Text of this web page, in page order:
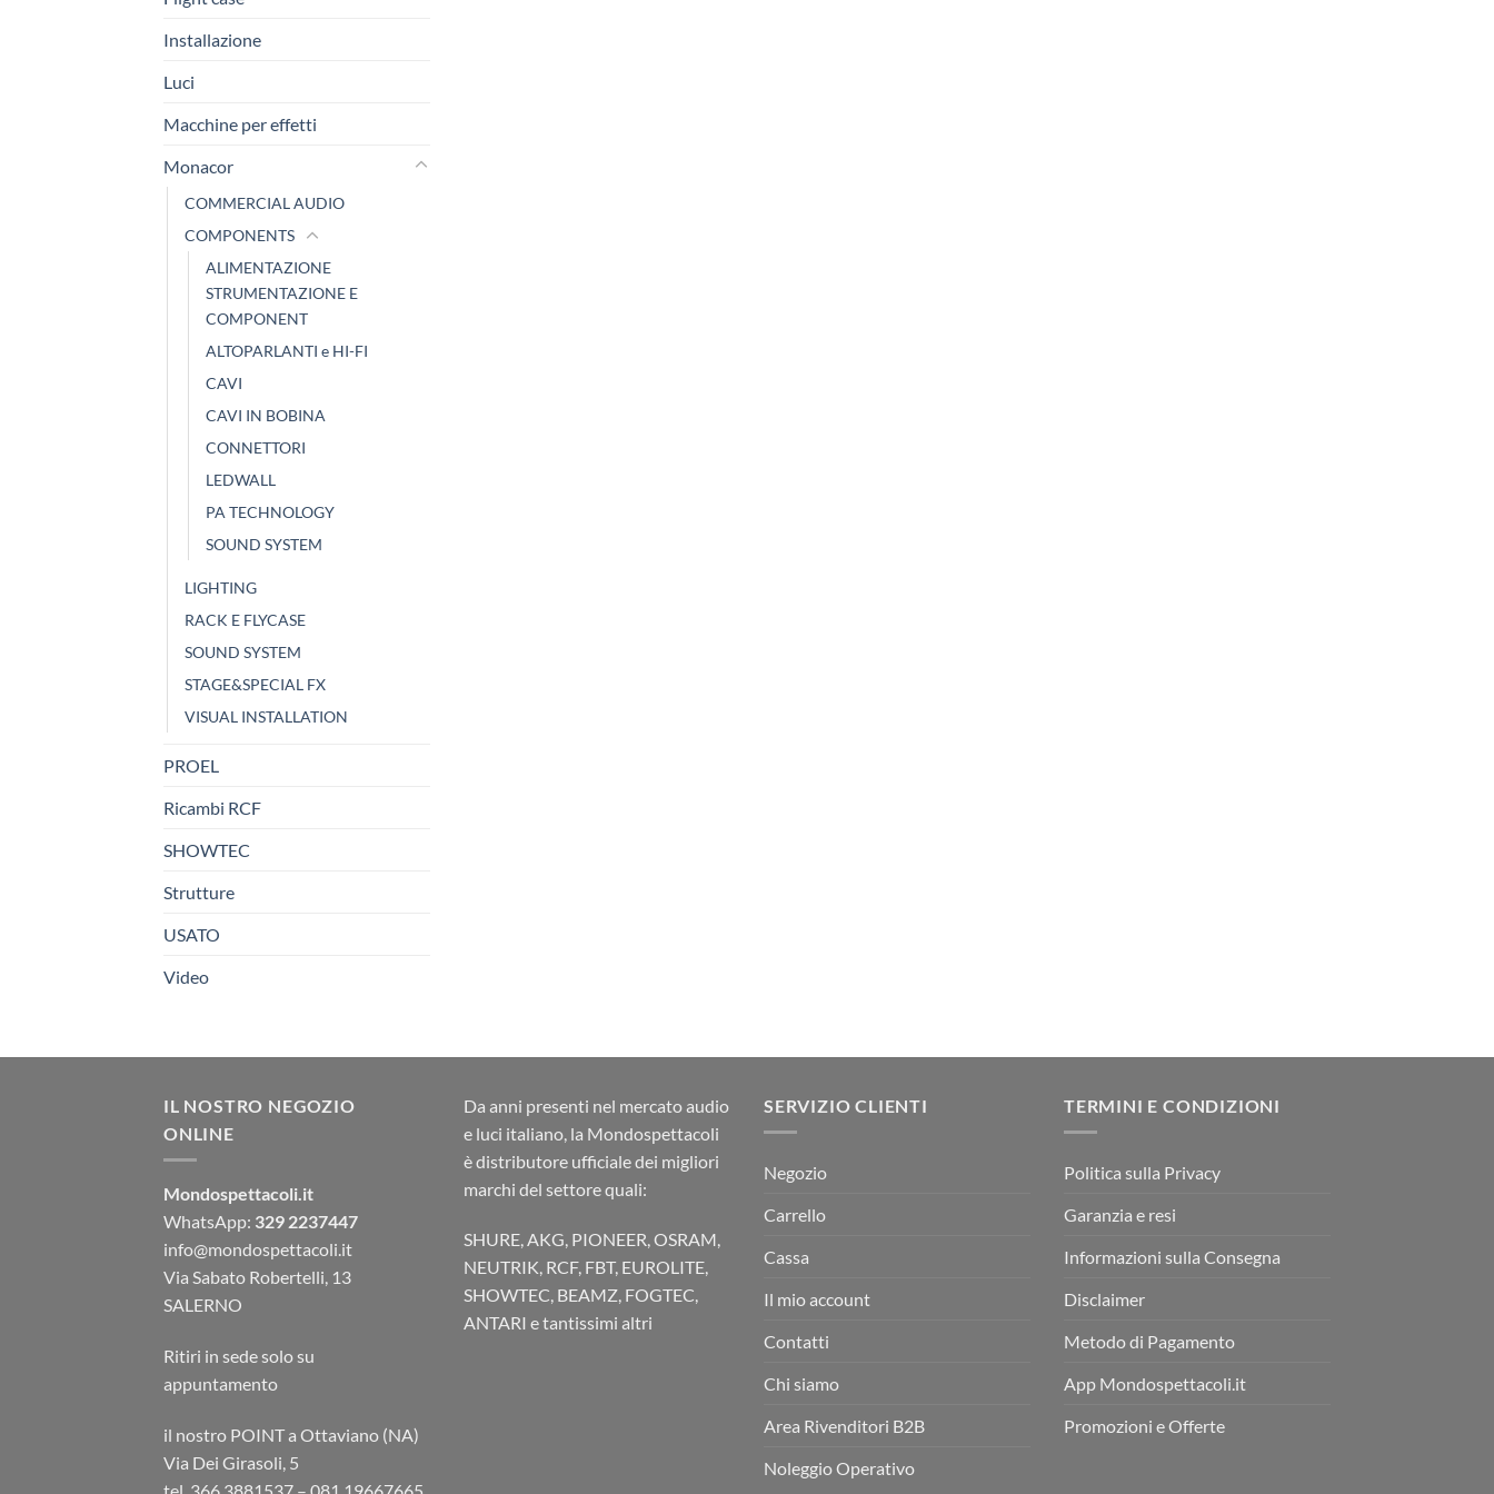
Installazione
Luci
Macchine per effetti
Monacor
COMMERCIAL AUDIO
COMPONENTS
ALIMENTAZIONE
STRUMENTAZIONE E
COMPONENT
ALTOPARLANTI e HI-FI
CAVI
CAVI IN BOBINA
CONNETTORI
LEDWALL
PA TECHNOLOGY
SOUND SYSTEM
LIGHTING
RACK E FLYCASE
SOUND SYSTEM
STAGE&SPECIAL FX
VISUAL INSTALLATION
PROEL
Ricambi RCF
SHOWTEC
Strutture
USATO
Video
IL NOSTRO NEGOZIO
ONLINE
Mondospettacoli.it
WhatsApp: 329 2237447
info@mondospettacoli.it
Via Sabato Robertelli, 13
SALERNO
Ritiri in sede solo su
appuntamento
il nostro POINT a Ottaviano (NA)
Via Dei Girasoli, 5
tel. 366.3881537 – 081.19667665
Da anni presenti nel mercato audio
e luci italiano, la Mondospettacoli
è distributore ufficiale dei migliori
marchi del settore quali:
SHURE, AKG, PIONEER, OSRAM,
NEUTRIK, RCF, FBT, EUROLITE,
SHOWTEC, BEAMZ, FOGTEC,
ANTARI e tantissimi altri
SERVIZIO CLIENTI
Negozio
Carrello
Cassa
Il mio account
Contatti
Chi siamo
Area Rivenditori B2B
Noleggio Operativo
TERMINI E CONDIZIONI
Politica sulla Privacy
Garanzia e resi
Informazioni sulla Consegna
Disclaimer
Metodo di Pagamento
App Mondospettacoli.it
Promozioni e Offerte